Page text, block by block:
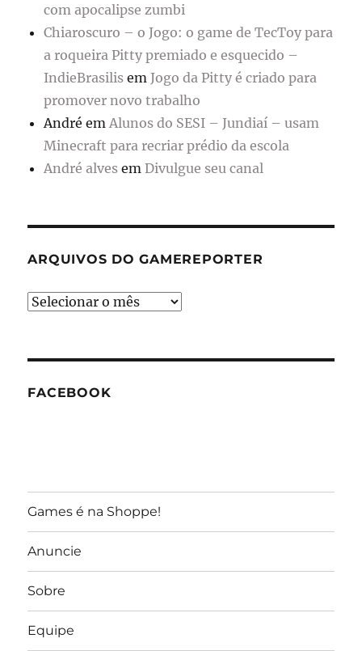
com apocalipse zumbi
Chiaroscuro – o Jogo: o game de TecToy para
a roqueira Pitty premiado e esquecido –
IndieBrasilis em Jogo da Pitty é criado para
promover novo trabalho
André em Alunos do SESI – Jundiaí – usam
Minecraft para recriar prédio da escola
André alves em Divulgue seu canal
ARQUIVOS DO GAMEREPORTER
Arquivos
FACEBOOK
Games é na Shoppe!
Anuncie
Sobre
Equipe